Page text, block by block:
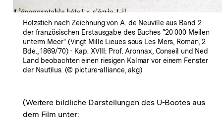
Holzstich nach Zeichnung von A. de Neuville aus Band 2
der französischen Erstausgabe des Buches "20 000 Meilen
unterm Meer" (Vingt Mille Lieues sous Les Mers, Roman, 2
Bde., 1869/70) - Kap. XVIII: Prof. Aronnax, Conseil und Ned
Land beobachten einen riesigen Kalmar vor einem Fenster
der Nautilus. (© picture-alliance, akg)
(Weitere bildliche Darstellungen des U-Bootes aus
dem Film unter: